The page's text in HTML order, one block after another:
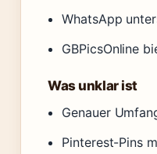
WhatsApp
GBPicsOnline
Was unklar ist
Genauer
Pinterest-Pins